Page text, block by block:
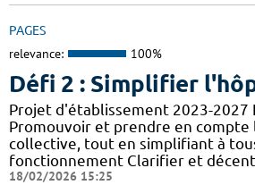
PAGES
relevance: 100%
Défi 2 : Simplifier
Projet d'établissement 2023-2027
Promouvoir et prendre en compte
collective, tout en simplifiant à
fonctionnement Clarifier et
18/02/2026 15:25